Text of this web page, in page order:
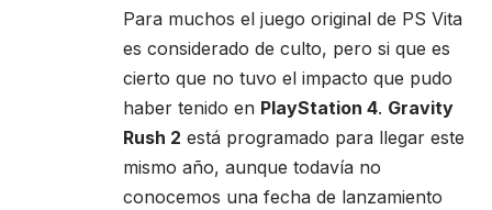
Para muchos el juego original de PS Vita
es considerado de culto, pero si que es
cierto que no tuvo el impacto que pudo
haber tenido en PlayStation 4. Gravity
Rush 2 está programado para llegar este
mismo año, aunque todavía no
conocemos una fecha de lanzamiento